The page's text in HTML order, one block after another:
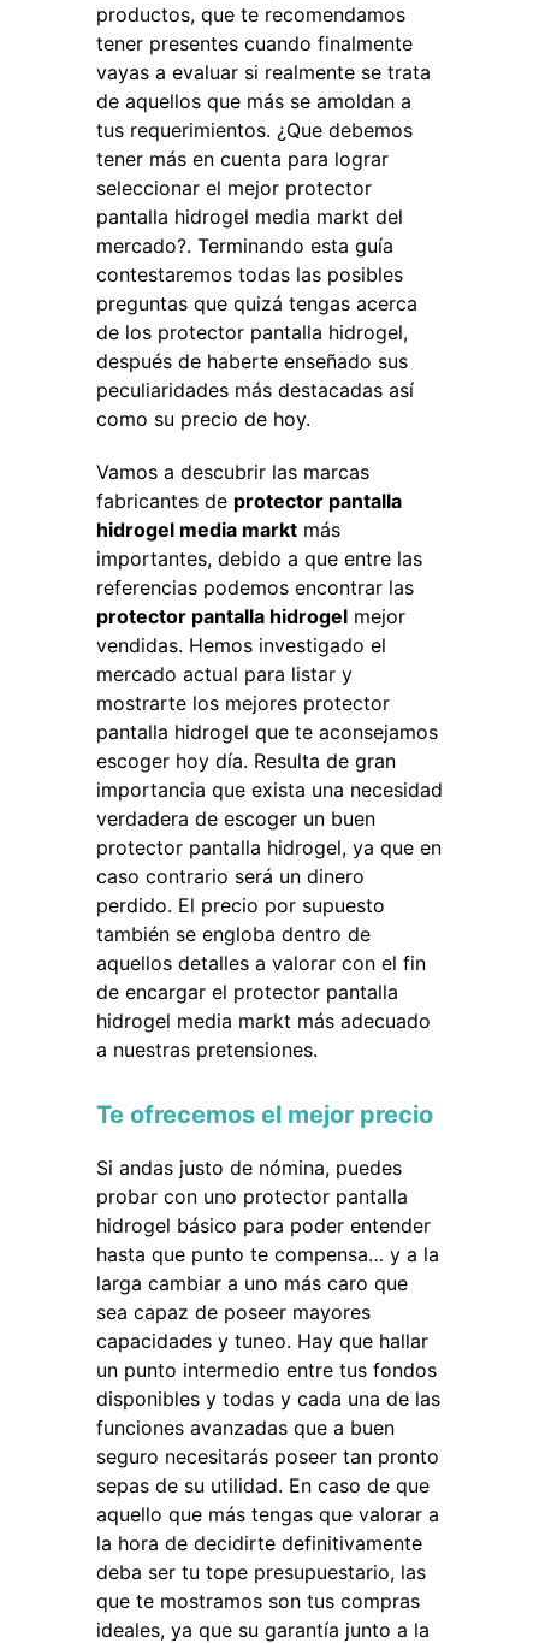
productos, que te recomendamos
tener presentes cuando finalmente
vayas a evaluar si realmente se trata
de aquellos que más se amoldan a
tus requerimientos. ¿Que debemos
tener más en cuenta para lograr
seleccionar el mejor protector
pantalla hidrogel media markt del
mercado?. Terminando esta guía
contestaremos todas las posibles
preguntas que quizá tengas acerca
de los protector pantalla hidrogel,
después de haberte enseñado sus
peculiaridades más destacadas así
como su precio de hoy.
Vamos a descubrir las marcas
fabricantes de protector pantalla
hidrogel media markt más
importantes, debido a que entre las
referencias podemos encontrar las
protector pantalla hidrogel mejor
vendidas. Hemos investigado el
mercado actual para listar y
mostrarte los mejores protector
pantalla hidrogel que te aconsejamos
escoger hoy día. Resulta de gran
importancia que exista una necesidad
verdadera de escoger un buen
protector pantalla hidrogel, ya que en
caso contrario será un dinero
perdido. El precio por supuesto
también se engloba dentro de
aquellos detalles a valorar con el fin
de encargar el protector pantalla
hidrogel media markt más adecuado
a nuestras pretensiones.
Te ofrecemos el mejor precio
Si andas justo de nómina, puedes
probar con uno protector pantalla
hidrogel básico para poder entender
hasta que punto te compensa… y a la
larga cambiar a uno más caro que
sea capaz de poseer mayores
capacidades y tuneo. Hay que hallar
un punto intermedio entre tus fondos
disponibles y todas y cada una de las
funciones avanzadas que a buen
seguro necesitarás poseer tan pronto
sepas de su utilidad. En caso de que
aquello que más tengas que valorar a
la hora de decidirte definitivamente
deba ser tu tope presupuestario, las
que te mostramos son tus compras
ideales, ya que su garantía junto a la